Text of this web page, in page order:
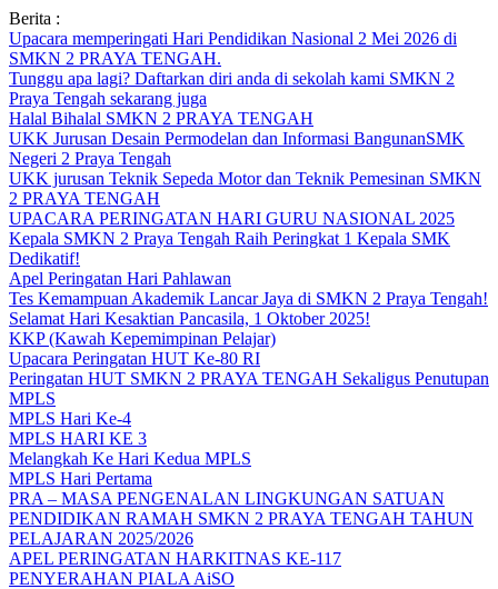
Skip
to
content
Berita :
Upacara memperingati Hari Pendidikan Nasional 2 Mei 2026 di
SMKN 2 PRAYA TENGAH.
Tunggu apa lagi? Daftarkan diri anda di sekolah kami SMKN 2
Praya Tengah sekarang juga
Halal Bihalal SMKN 2 PRAYA TENGAH
UKK Jurusan Desain Permodelan dan Informasi BangunanSMK
Negeri 2 Praya Tengah
UKK jurusan Teknik Sepeda Motor dan Teknik Pemesinan SMKN
2 PRAYA TENGAH
UPACARA PERINGATAN HARI GURU NASIONAL 2025
Kepala SMKN 2 Praya Tengah Raih Peringkat 1 Kepala SMK
Dedikatif!
Apel Peringatan Hari Pahlawan
Tes Kemampuan Akademik Lancar Jaya di SMKN 2 Praya Tengah!
Selamat Hari Kesaktian Pancasila, 1 Oktober 2025!
KKP (Kawah Kepemimpinan Pelajar)
Upacara Peringatan HUT Ke-80 RI
Peringatan HUT SMKN 2 PRAYA TENGAH Sekaligus Penutupan
MPLS
MPLS Hari Ke-4
MPLS HARI KE 3
Melangkah Ke Hari Kedua MPLS
MPLS Hari Pertama
PRA – MASA PENGENALAN LINGKUNGAN SATUAN
PENDIDIKAN RAMAH SMKN 2 PRAYA TENGAH TAHUN
PELAJARAN 2025/2026
APEL PERINGATAN HARKITNAS KE-117
PENYERAHAN PIALA AiSO